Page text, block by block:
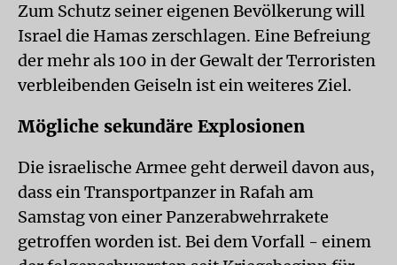
Zum Schutz seiner eigenen Bevölkerung will
Israel die Hamas zerschlagen. Eine Befreiung
der mehr als 100 in der Gewalt der Terroristen
verbleibenden Geiseln ist ein weiteres Ziel.
Mögliche sekundäre Explosionen
Die israelische Armee geht derweil davon aus,
dass ein Transportpanzer in Rafah am
Samstag von einer Panzerabwehrrakete
getroffen worden ist. Bei dem Vorfall - einem